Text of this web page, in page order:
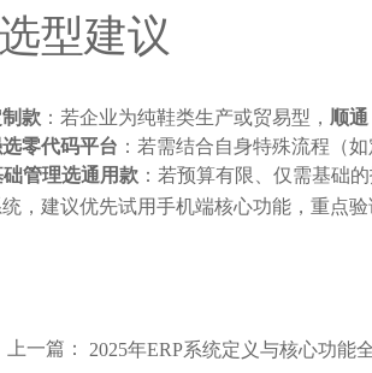
型建议
款 ：若企业为纯鞋类生产或贸易型， 顺
零代码平台 ：若需结合自身特殊流程（
管理选通用款 ：若预算有限、仅需基础
，建议优先试用手机端核心功能，重点
上一篇： 2025年ERP系统定义与核心功能